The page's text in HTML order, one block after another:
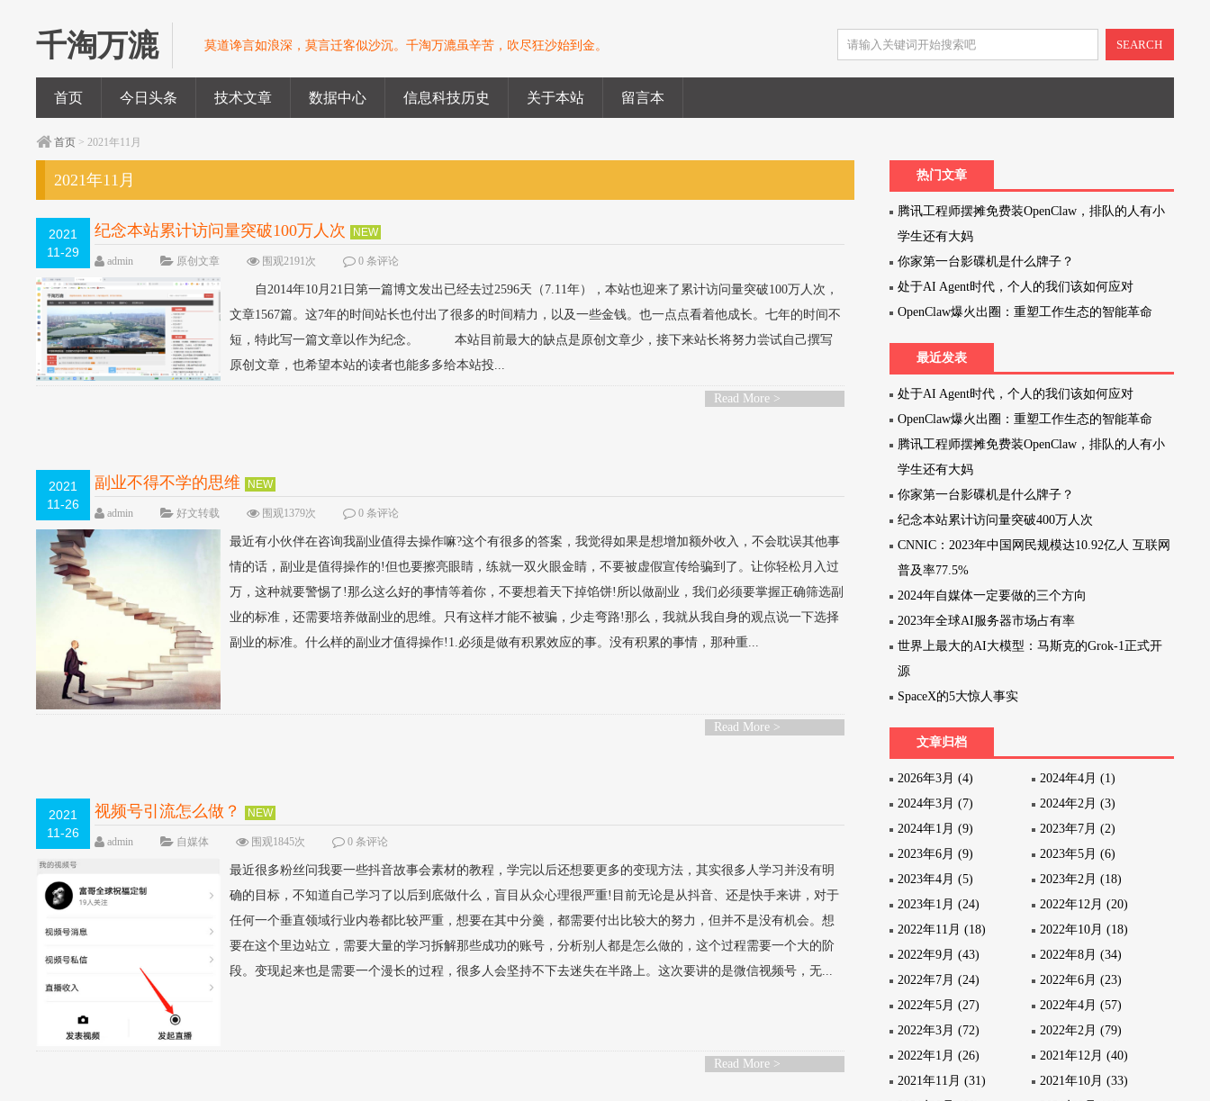
千淘万漉 莫道谗言如浪深，莫言迁客似沙沉。千淘万漉虽辛苦，吹尽狂沙始到金。 SEARCH
首页 今日头条 技术文章 数据中心 信息科技历史 关于本站 留言本
首页 > 2021年11月
2021年11月
2021
11-29
纪念本站累计访问量突破100万人次 NEW
admin 原创文章 围观2191次 0 条评论
自2014年10月21日第一篇博文发出已经去过2596天（7.11年），本站也迎来了累计访问量突破100万人次，
文章1567篇。这7年的时间站长也付出了很多的时间精力，以及一些金钱。也一点点看着他成长。七年的时间不
短，特此写一篇文章以作为纪念。 本站目前最大的缺点是原创文章少，接下来站长将努力尝试自己撰写
原创文章，也希望本站的读者也能多多给本站投...
Read More >
2021
11-26
副业不得不学的思维 NEW
admin 好文转载 围观1379次 0 条评论
最近有小伙伴在咨询我副业值得去操作嘛?这个有很多的答案，我觉得如果是想增加额外收入，不会耽误其他事
情的话，副业是值得操作的!但也要擦亮眼睛，练就一双火眼金睛，不要被虚假宣传给骗到了。让你轻松月入过
万，这种就要警惕了!那么这么好的事情等着你，不要想着天下掉馅饼!所以做副业，我们必须要掌握正确筛选副
业的标准，还需要培养做副业的思维。只有这样才能不被骗，少走弯路!那么，我就从我自身的观点说一下选择
副业的标准。什么样的副业才值得操作!1.必须是做有积累效应的事。没有积累的事情，那种重...
Read More >
2021
11-26
视频号引流怎么做？ NEW
admin 自媒体 围观1845次 0 条评论
最近很多粉丝问我要一些抖音故事会素材的教程，学完以后还想要更多的变现方法，其实很多人学习并没有明
确的目标，不知道自己学习了以后到底做什么，盲目从众心理很严重!目前无论是从抖音、还是快手来讲，对于
任何一个垂直领域行业内卷都比较严重，想要在其中分羹，都需要付出比较大的努力，但并不是没有机会。想
要在这个里边站立，需要大量的学习拆解那些成功的账号，分析别人都是怎么做的，这个过程需要一个大的阶
段。变现起来也是需要一个漫长的过程，很多人会坚持不下去迷失在半路上。这次要讲的是微信视频号，无...
Read More >
热门文章
腾讯工程师摆摊免费装OpenClaw，排队的人有小
学生还有大妈
你家第一台影碟机是什么牌子？
处于AI Agent时代，个人的我们该如何应对
OpenClaw爆火出圈：重塑工作生态的智能革命
最近发表
处于AI Agent时代，个人的我们该如何应对
OpenClaw爆火出圈：重塑工作生态的智能革命
腾讯工程师摆摊免费装OpenClaw，排队的人有小
学生还有大妈
你家第一台影碟机是什么牌子？
纪念本站累计访问量突破400万人次
CNNIC：2023年中国网民规模达10.92亿人 互联网
普及率77.5%
2024年自媒体一定要做的三个方向
2023年全球AI服务器市场占有率
世界上最大的AI大模型：马斯克的Grok-1正式开
源
SpaceX的5大惊人事实
文章归档
2026年3月 (4)
2024年4月 (1)
2024年3月 (7)
2024年2月 (3)
2024年1月 (9)
2023年7月 (2)
2023年6月 (9)
2023年5月 (6)
2023年4月 (5)
2023年2月 (18)
2023年1月 (24)
2022年12月 (20)
2022年11月 (18)
2022年10月 (18)
2022年9月 (43)
2022年8月 (34)
2022年7月 (24)
2022年6月 (23)
2022年5月 (27)
2022年4月 (57)
2022年3月 (72)
2022年2月 (79)
2022年1月 (26)
2021年12月 (40)
2021年11月 (31)
2021年10月 (33)